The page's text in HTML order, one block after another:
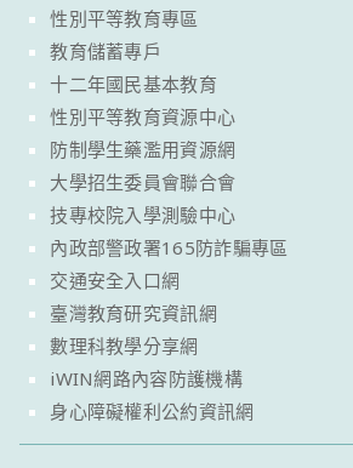
性別平等教育專區
教育儲蓄專戶
十二年國民基本教育
性別平等教育資源中心
防制學生藥濫用資源網
大學招生委員會聯合會
技專校院入學測驗中心
內政部警政署165防詐騙專區
交通安全入口網
臺灣教育研究資訊網
數理科教學分享網
iWIN網路內容防護機構
身心障礙權利公約資訊網